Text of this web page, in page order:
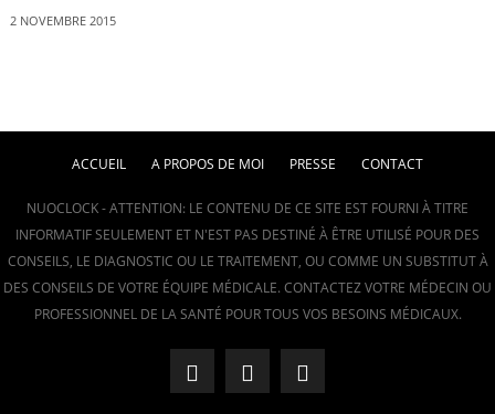
2 NOVEMBRE 2015
ACCUEIL A PROPOS DE MOI PRESSE CONTACT
NUOCLOCK - ATTENTION: LE CONTENU DE CE SITE EST FOURNI À TITRE
INFORMATIF SEULEMENT ET N'EST PAS DESTINÉ À ÊTRE UTILISÉ POUR DES
CONSEILS, LE DIAGNOSTIC OU LE TRAITEMENT, OU COMME UN SUBSTITUT À
DES CONSEILS DE VOTRE ÉQUIPE MÉDICALE. CONTACTEZ VOTRE MÉDECIN OU
PROFESSIONNEL DE LA SANTÉ POUR TOUS VOS BESOINS MÉDICAUX.